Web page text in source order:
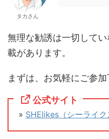
タカさん
無理な勧誘は一切して
載があります。
まずは、お気軽にご参加
公式サイト
» SHElikes（シーライク